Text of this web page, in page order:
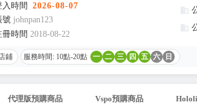
時間
2026-08-07
號 johnpan123
時間 2018-08-22
鋪 服務時間: 10點-20點 一 二 三 四 五 六 日
代理版預購商品 Vspo預購商品